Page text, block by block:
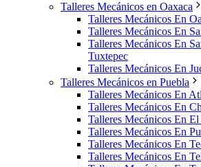
Talleres Mecánicos en Oaxaca
Talleres Mecánicos En
Talleres Mecánicos En
Talleres Mecánicos En
Tuxtepec
Talleres Mecánicos En
Talleres Mecánicos en Puebla
Talleres Mecánicos En
Talleres Mecánicos En
Talleres Mecánicos En El
Talleres Mecánicos En
Talleres Mecánicos En
Talleres Mecánicos En